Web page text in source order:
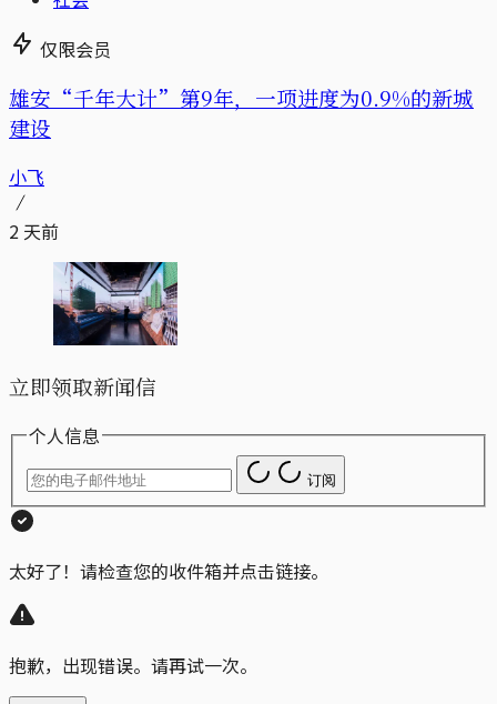
仅限会员
雄安“千年大计”第9年，一项进度为0.9%的新城
建设
小飞
2 天前
立即领取新闻信
个人信息
订阅
太好了！请检查您的收件箱并点击链接。
抱歉，出现错误。请再试一次。